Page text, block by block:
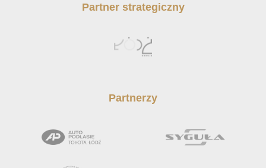
Partner strategiczny
Partnerzy